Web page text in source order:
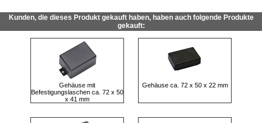
Kunden, die dieses Produkt gekauft haben, haben auch folgende Produkte
gekauft:
Gehäuse mit
Befestigungslaschen ca. 72 x 50
x 41 mm
Gehäuse ca. 72 x 50 x 22 mm